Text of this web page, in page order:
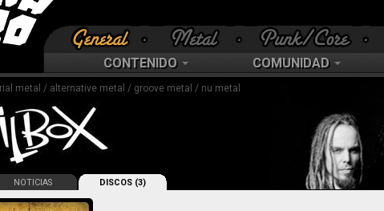
CONTENIDO COMUNIDAD
metal / alternative metal / groove metal / nu metal
NOTICIAS DISCOS (3)